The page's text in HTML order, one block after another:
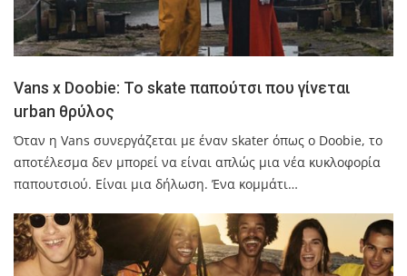
Vans x Doobie: Το skate παπούτσι που γίνεται
urban θρύλος
Όταν η Vans συνεργάζεται με έναν skater όπως ο Doobie, το
αποτέλεσμα δεν μπορεί να είναι απλώς μια νέα κυκλοφορία
παπουτσιού. Είναι μια δήλωση. Ένα κομμάτι…